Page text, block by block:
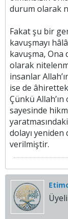
durum olarak
Fakat şu bir
kavuşmayı
kavuşma, Ona
olarak
insanlar
ise de
Çünkü
sayesinde
dolayı
verilmiştir.​